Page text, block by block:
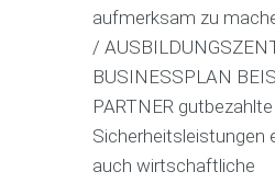
aufmerksam zu
/
BUSINESSPLAN
PARTNER gutbezahlte
Sicherheitsleistungen
auch wirtschaftliche